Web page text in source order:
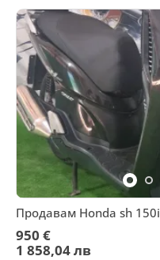
Продавам Honda sh 150i
950 €
1 858,04 лв